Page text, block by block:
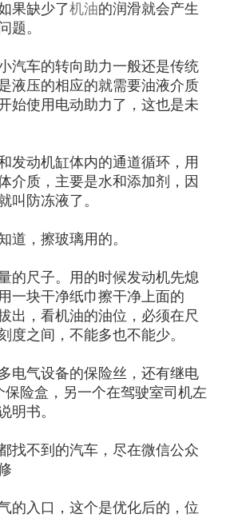
果缺少了机油的润滑就会产生
题。
汽车的转向助力一般还是传统
液压的相应的就需要油液介质
始使用电动助力了，这也是未
发动机缸体内的通道循环，用
介质，主要是水和添加剂，因
叫防冻液了。
道，擦玻璃用的。
的尺子。用的时候发动机先熄
一块干净纸巾擦干净上面的
出，看机油的油位，必须在尺
度之间，不能多也不能少。
电气设备的保险丝，还有继电
保险盒，另一个在驾驶室司机左
明书。
找不到的汽车，尽在微信公众
的入口，这个是优化后的，位